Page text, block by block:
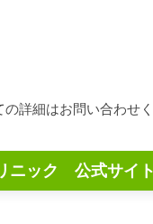
詳細はお問い合わせく
ニック 公式サイ